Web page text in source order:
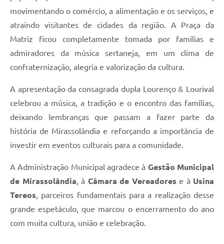
movimentando o comércio, a alimentação e os serviços, e
atraindo visitantes de cidades da região. A Praça da
Matriz ficou completamente tomada por famílias e
admiradores da música sertaneja, em um clima de
confraternização, alegria e valorização da cultura.
A apresentação da consagrada dupla Lourenço & Lourival
celebrou a música, a tradição e o encontro das famílias,
deixando lembranças que passam a fazer parte da
história de Mirassolândia e reforçando a importância de
investir em eventos culturais para a comunidade.
A Administração Municipal agradece à Gestão Municipal
de Mirassolândia , à Câmara de Vereadores e à Usina
Tereos , parceiros fundamentais para a realização desse
grande espetáculo, que marcou o encerramento do ano
com muita cultura, união e celebração.